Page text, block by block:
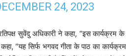
24, 2023
सुवेंदु अधिकारी ने कहा, “इस
“यह सिर्फ भगवद गीता के पाठ का